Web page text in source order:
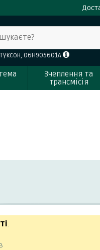
06H905601A
Зчеплення та
трансмісія
.